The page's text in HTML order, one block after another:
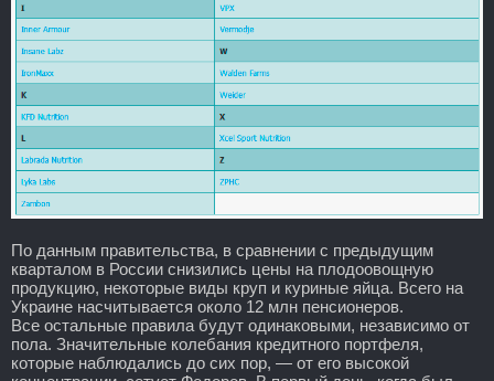
По данным правительства, в сравнении с предыдущим
кварталом в России снизились цены на плодоовощную
продукцию, некоторые виды круп и куриные яйца. Всего на
Украине насчитывается около 12 млн пенсионеров.
Все остальные правила будут одинаковыми, независимо от
пола. Значительные колебания кредитного портфеля,
которые наблюдались до сих пор, — от его высокой